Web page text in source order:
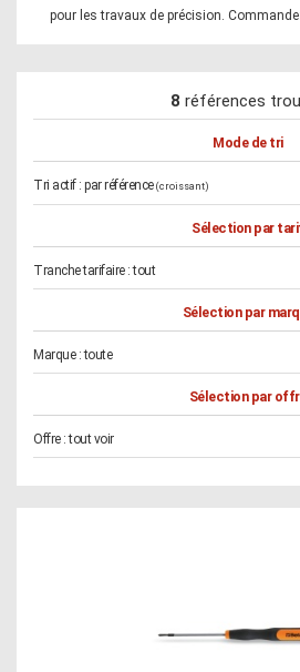
pour les travaux de précision.
8 références
Mode de tri
Tri actif : par référence (croissant)
Sélection par
Tranche tarifaire :tout
Sélection par
Marque :toute
Sélection par
Offre :tout voir